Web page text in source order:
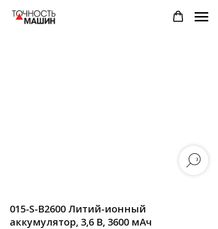
015-S-B2600 Литий-ионный
аккумулятор, 3,6 В, 3600 мАч